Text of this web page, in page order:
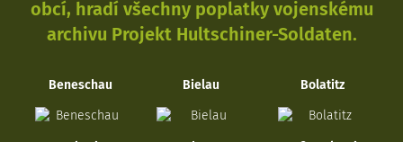
obcí, hradí všechny poplatky vojenskému
archivu Projekt Hultschiner-Soldaten.
Beneschau Bielau Bolatitz